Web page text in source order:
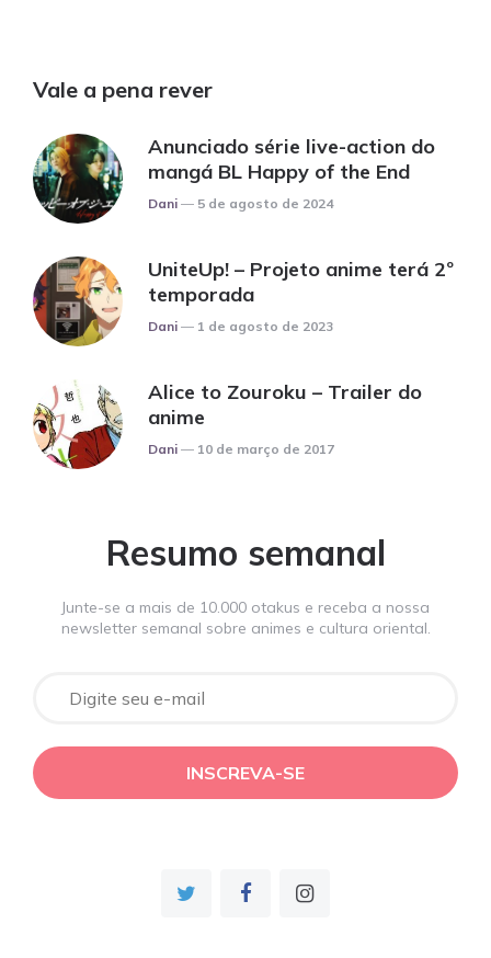
Vale a pena rever
Anunciado série live-action do
mangá BL Happy of the End
Posted
Dani 5 de agosto de 2024
UniteUp! – Projeto anime terá 2º
temporada
Posted
Dani 1 de agosto de 2023
Alice to Zouroku – Trailer do
anime
Posted
Dani 10 de março de 2017
Resumo semanal
Junte-se a mais de 10.000 otakus e receba a nossa
newsletter semanal sobre animes e cultura oriental.